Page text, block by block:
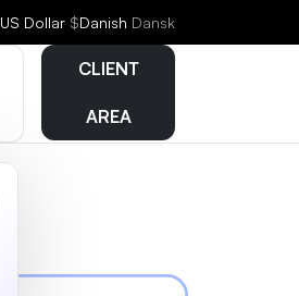
US Dollar $Danish Dansk
CLIENT
AREA